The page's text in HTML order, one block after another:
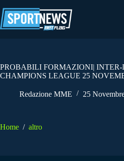
al
contenuto
PROBABILI FORMAZIONI| INTER-
CHAMPIONS LEAGUE 25
Redazione MME 25
Home / altro